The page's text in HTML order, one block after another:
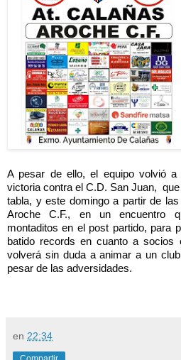
A pesar de ello, el equipo volvió
victoria contra el C.D. San Juan,
tabla, y este domingo a partir de
Aroche C.F., en un encuentro
montaditos en el post partido, para
batido records en cuanto a
volverá sin duda a animar a un
pesar de las adversidades.
en 22:34